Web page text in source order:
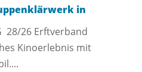
in
28/26 Erftverband
Kinoerlebnis mit